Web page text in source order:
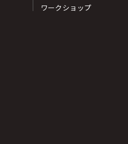
ワークショップ